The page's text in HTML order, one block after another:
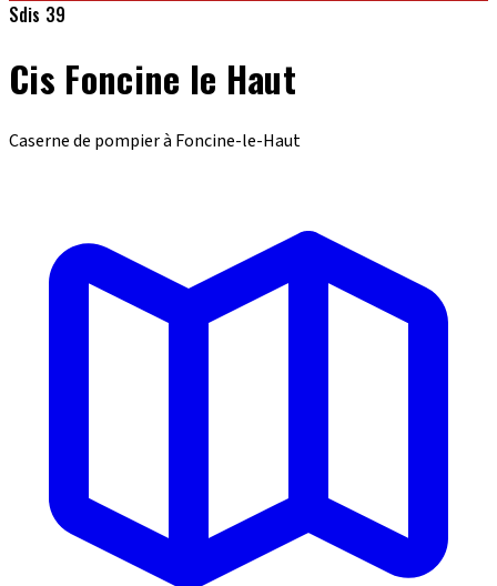
Sdis 39
Cis Foncine le Haut
Caserne de pompier à Foncine-le-Haut